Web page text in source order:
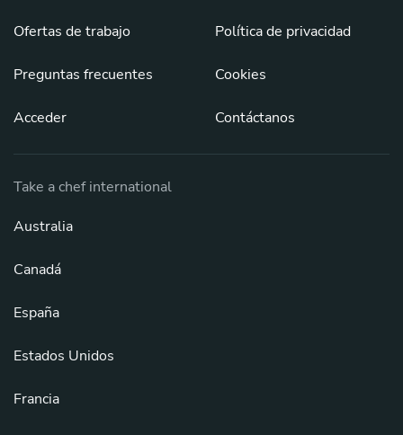
Ofertas de trabajo
Preguntas frecuentes
Acceder
Política de privacidad
Cookies
Contáctanos
Take a chef international
Australia
Canadá
España
Estados Unidos
Francia